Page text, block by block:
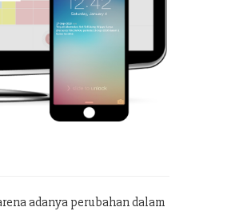
adanya perubahan dalam